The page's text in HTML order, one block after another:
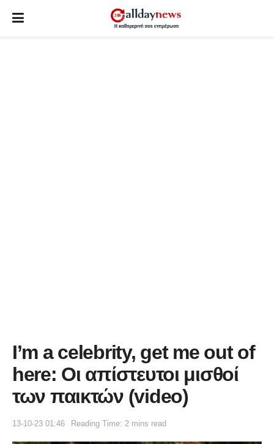
I’m a celebrity, get me out of
here: Οι απίστευτοι μισθοί
των παικτών (video)
13-10-23 01:46 Reading Time: 2 mins read